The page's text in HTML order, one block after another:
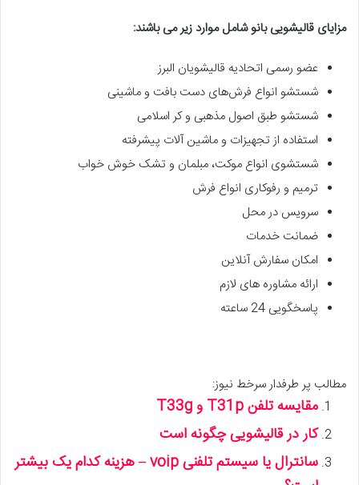
مزایای قالیشویی بانو شامل موارد زیر می باشند:
عضو رسمی اتحادیه قالیشویان البرز
شستشو انواع فرش‌های دست بافت و ماشینی
شستشو طبق اصول مذهبی و کر اسلامی
استفاده از تجهیزات و ماشین آلات پیشرفته
شستشوی انواع موکت، مبلمان و تشک خوش خواب
ترمیم و رفوکاری انواع فرش
سرویس در محل
ضمانت خدمات
امکان سفارش آنلاین
ارائه مشاوره های لازم
پاسخگویی 24 ساعته
مطالب پر طرفدار سرخط نیوز:
مقایسه تلفن T31p و T33g
کار در قالیشویی چگونه است
سانترال یا سیستم تلفنی voip – هزینه کدام یک بیشتر